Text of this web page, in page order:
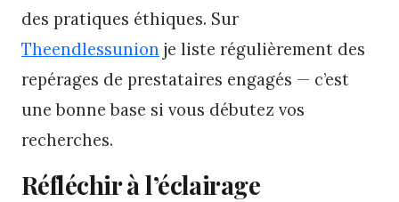
des pratiques éthiques. Sur
Theendlessunion je liste régulièrement des
repérages de prestataires engagés — c’est
une bonne base si vous débutez vos
recherches.
Réfléchir à l’éclairage